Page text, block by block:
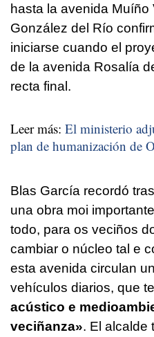
hasta la avenida Muíño
González del Río
iniciarse cuando el
de la avenida Rosalía
recta final.
Leer más: El ministerio
plan de humanización de
Blas García recordó
una obra moi
todo, para os veciños
cambiar o núcleo tal e
esta avenida circulan
vehículos diarios, que
acústico e
veciñanza». El alcalde